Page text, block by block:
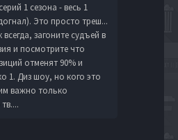
1 сезона - весь 1
Это просто треш...
загоните судъей в
и посмотрите что
отменят 90% и
1. Диз шоу, но кого это
важно только